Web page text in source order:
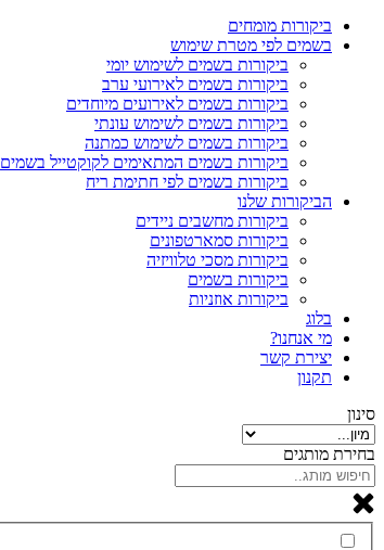
ביקורות מומחים
בשמים לפי מטרת שימוש
ביקורות בשמים לשימוש יומי
ביקורות בשמים לאירועי ערב
ביקורות בשמים לאירועים מיוחדים
ביקורות בשמים לשימוש עונתי
ביקורות בשמים לשימוש כמתנה
ביקורות בשמים המתאימים לקוקטייל בשמים
ביקורות בשמים לפי חתימת ריח
הביקורות שלנו
ביקורות מחשבים ניידים
ביקורות סמארטפונים
ביקורות מסכי טלוויזיה
ביקורות בשמים
ביקורות אוזניות
בלוג
מי אנחנו?
יצירת קשר
תקנון
סינון
בחירת מותגים